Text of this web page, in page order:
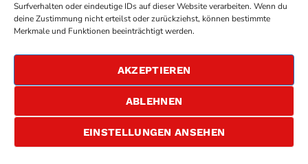
Surfverhalten oder eindeutige IDs auf dieser Website verarbeiten. Wenn du
deine Zustimmung nicht erteilst oder zurückziehst, können bestimmte
Merkmale und Funktionen beeinträchtigt werden.
AKZEPTIEREN
ABLEHNEN
EINSTELLUNGEN ANSEHEN
COPYRIGHTANTENNE BAD KREUZNACH
DATENSCHUTZERKLÄRUNG
ALLGEMEINE GESCHÄFTSBEDINGUNGEN
GEWINNSPIELBEDINGUNGEN